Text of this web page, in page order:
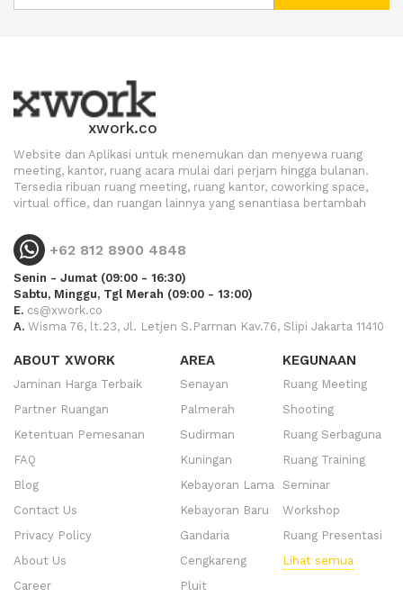
xwork.co
Website dan Aplikasi untuk menemukan dan menyewa ruang
meeting, kantor, ruang acara mulai dari perjam hingga bulanan.
Tersedia ribuan ruang meeting, ruang kantor, coworking space,
virtual office, dan ruangan lainnya yang senantiasa bertambah
+62 812 8900 4848
Senin - Jumat (09:00 - 16:30)
Sabtu, Minggu, Tgl Merah (09:00 - 13:00)
E. cs@xwork.co
A. Wisma 76, lt.23, Jl. Letjen S.Parman Kav.76, Slipi Jakarta 11410
ABOUT XWORK
Jaminan Harga Terbaik
Partner Ruangan
Ketentuan Pemesanan
FAQ
Blog
Contact Us
Privacy Policy
About Us
Career
AREA
Senayan
Palmerah
Sudirman
Kuningan
Kebayoran Lama
Kebayoran Baru
Gandaria
Cengkareng
Pluit
KEGUNAAN
Ruang Meeting
Shooting
Ruang Serbaguna
Ruang Training
Seminar
Workshop
Ruang Presentasi
Lihat semua